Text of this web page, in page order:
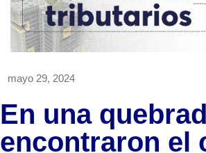
mayo 29, 2024
En una
encontraron el